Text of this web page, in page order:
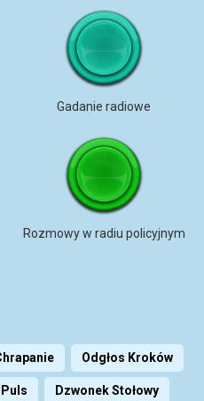
Gadanie radiowe
Rozmowy w radiu policyjnym
Odgłos Kroków
Puls Dzwonek Stołowy